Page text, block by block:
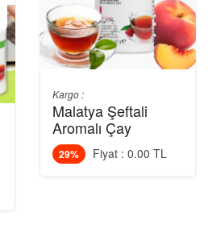
Kargo :
Malatya Şeftali
Aromalı Çay
29% Fiyat : 0.00 TL